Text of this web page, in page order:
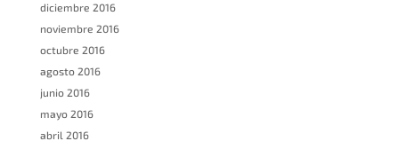
diciembre 2016
noviembre 2016
octubre 2016
agosto 2016
junio 2016
mayo 2016
abril 2016